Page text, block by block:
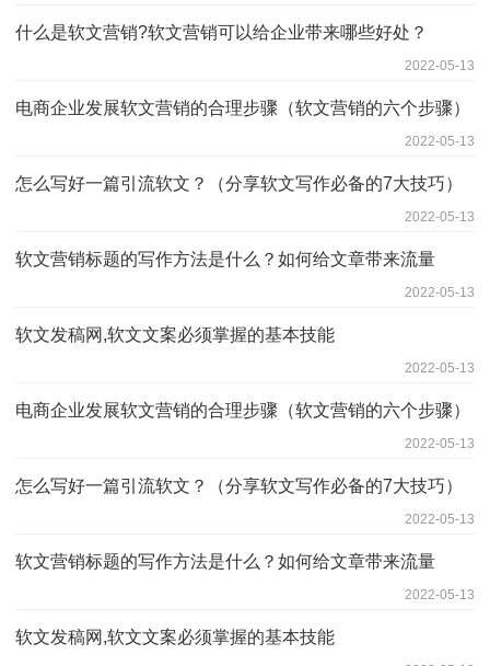
什么是软文营销?软文营销可以给企业带来哪些好处？
2022-05-13
电商企业发展软文营销的合理步骤（软文营销的六个步骤）
2022-05-13
怎么写好一篇引流软文？（分享软文写作必备的7大技巧）
2022-05-13
软文营销标题的写作方法是什么？如何给文章带来流量
2022-05-13
软文发稿网,软文文案必须掌握的基本技能
2022-05-13
电商企业发展软文营销的合理步骤（软文营销的六个步骤）
2022-05-13
怎么写好一篇引流软文？（分享软文写作必备的7大技巧）
2022-05-13
软文营销标题的写作方法是什么？如何给文章带来流量
2022-05-13
软文发稿网,软文文案必须掌握的基本技能